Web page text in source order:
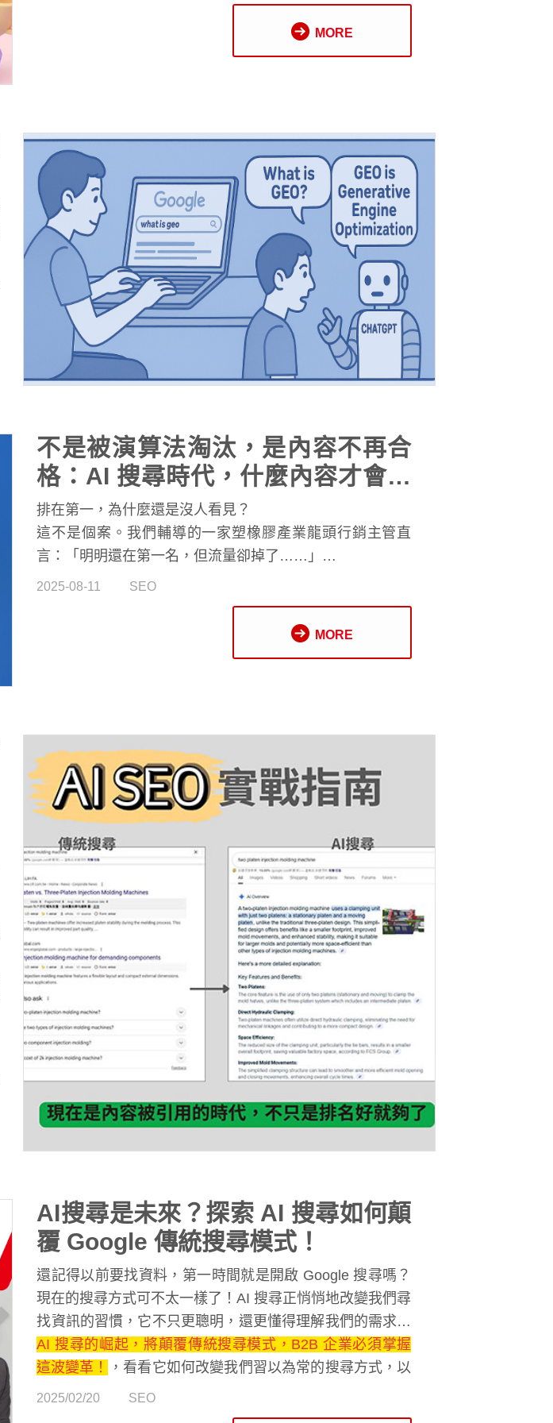
為什麼我會這麼說？您可以試著把 2026年的Google 搜尋結
MORE
不是被演算法淘汰，是內容不再合
格：AI 搜尋時代，什麼內容才會被
看見？
排在第一，為什麼還是沒人看見？
這不是個案。我們輔導的一家塑橡膠產業龍頭行銷主管直
言：「明明還在第一名，但流量卻掉了……」
類似的疑問，也頻繁出現在近期申請 AIO 健檢的企業口
2025-08-11 SEO
MORE
AI搜尋是未來？探索 AI 搜尋如何顛
覆 Google 傳統搜尋模式！
還記得以前要找資料，第一時間就是開啟 Google 搜尋嗎？
現在的搜尋方式可不太一樣了！AI 搜尋正悄悄地改變我們尋
找資訊的習慣，它不只更聰明，還更懂得理解我們的需求，
讓搜尋變得更快速、更精準。今天，就讓我們一起來了解 AI
搜尋的魔力，看看它如何改變我們習以為常的搜尋方式，以
及企業該如何因應這波改變！
AI 搜尋的崛起，將顛覆傳統搜尋模式，B2B 企業必須掌握
這波變革！
2025/02/20 SEO